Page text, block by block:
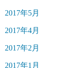
2017年5月
2017年4月
2017年2月
2017年1月